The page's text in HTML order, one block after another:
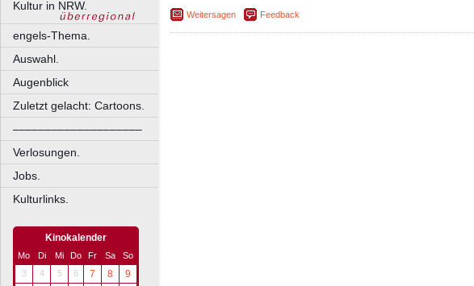
Kultur in NRW.
engels-Thema.
Auswahl.
Augenblick
Zuletzt gelacht: Cartoons.
––––––––––––––––––––
Verlosungen.
Jobs.
Kulturlinks.
Kinokalender
Mo Di Mi Do Fr Sa
So
3
4 5 6 7 8
9
Weitersagen Feedback